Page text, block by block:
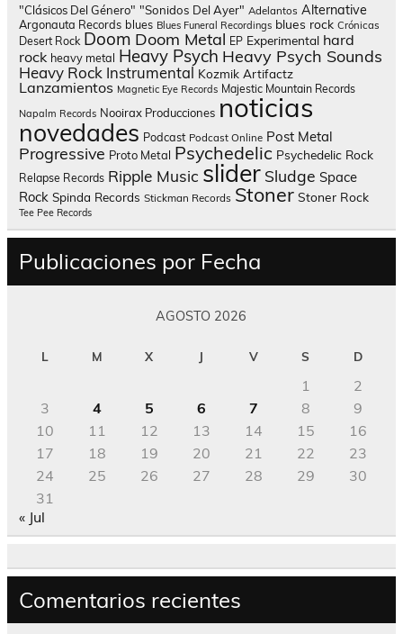
"Clásicos Del Género" "Sonidos Del Ayer" Adelantos Alternative
Argonauta Records blues Blues Funeral Recordings blues rock Crónicas
Desert Rock Doom Doom Metal EP Experimental hard
rock heavy metal Heavy Psych Heavy Psych Sounds
Heavy Rock Instrumental Kozmik Artifactz
Lanzamientos Magnetic Eye Records Majestic Mountain Records
Napalm Records Nooirax Producciones noticias
novedades Podcast Podcast Online Post Metal
Progressive Proto Metal Psychedelic Psychedelic Rock
Relapse Records Ripple Music slider Sludge Space
Rock Spinda Records Stickman Records Stoner Stoner Rock
Tee Pee Records
Publicaciones por Fecha
AGOSTO 2026
L M X J V S D
1
2
3
4 5 6 7 8
9
10
11 12 13 14 15
16
17
18 19 20 21 22
23
24
25 26 27 28 29
30
31
« Jul
Comentarios recientes